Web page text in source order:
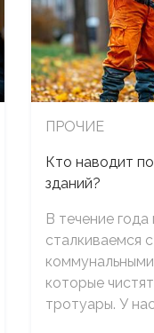
ПРОЧИЕ
Кто наводит
зданий?
В течение
сталкиваемся
которые
тротуары. У